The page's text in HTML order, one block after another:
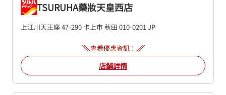
TSURUHA藥妝天皇西店
上江川天王座 47-290卡上市秋田 010-0201JP
查看優惠資訊！
店鋪詳情